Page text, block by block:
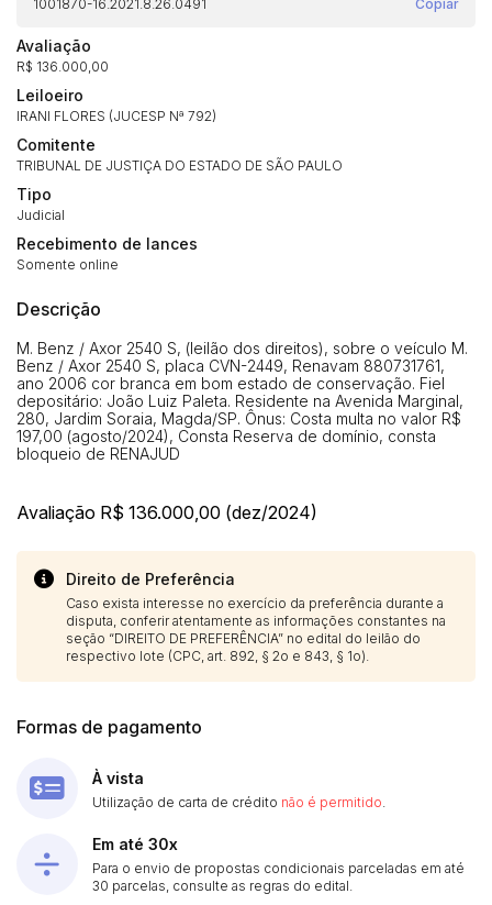
1001870-16.2021.8.26.0491 Copiar
Avaliação
R$ 136.000,00
Leiloeiro
IRANI FLORES (JUCESP Nª 792)
Comitente
TRIBUNAL DE JUSTIÇA DO ESTADO DE SÃO PAULO
Tipo
Judicial
Recebimento de lances
Somente online
Descrição
M. Benz / Axor 2540 S, (leilão dos direitos), sobre o veículo M.
Benz / Axor 2540 S, placa CVN-2449, Renavam 880731761,
ano 2006 cor branca em bom estado de conservação. Fiel
depositário: João Luiz Paleta. Residente na Avenida Marginal,
280, Jardim Soraia, Magda/SP. Ônus: Costa multa no valor R$
197,00 (agosto/2024), Consta Reserva de domínio, consta
bloqueio de RENAJUD
Avaliação R$ 136.000,00 (dez/2024)
Direito de Preferência
Caso exista interesse no exercício da preferência durante a
disputa, conferir atentamente as informações constantes na
seção “DIREITO DE PREFERÊNCIA” no edital do leilão do
respectivo lote (CPC, art. 892, § 2o e 843, § 1o).
Formas de pagamento
À vista
Utilização de carta de crédito não é permitido
Em até 30x
Para o envio de propostas condicionais parceladas em até
30 parcelas, consulte as regras do edital.
Envie sua Proposta
(Art. 895, CPC)
Histórico de Propostas
Data Usuário Valor
14/04/2025 18:43:11 TIAGOFELIPE R$ 1,00
14/04/2025 18:43:11 TIAGOFELIPE
Clique aqui para fazer login
Habilite-se para efetuar lances ou
propostas